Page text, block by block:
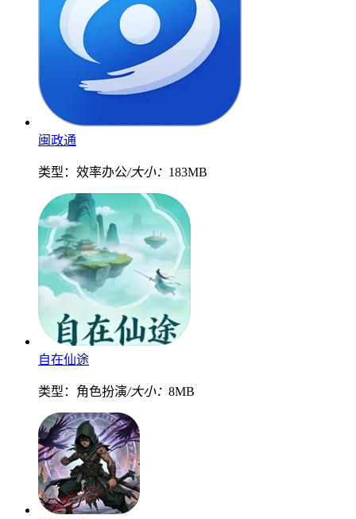
闽政通
类型：效率办公/大小： 183MB
自在仙途
类型：角色扮演/大小： 8MB